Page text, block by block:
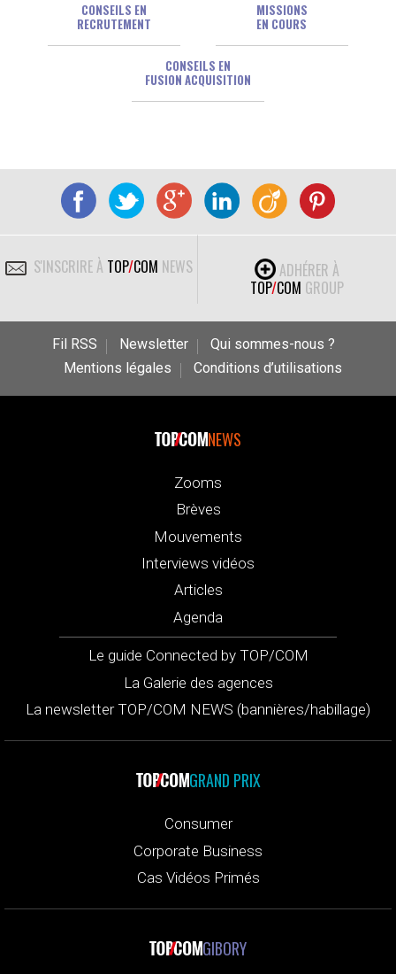
CONSEILS EN
RECRUTEMENT
MISSIONS
EN COURS
CONSEILS EN
FUSION ACQUISITION
S'INSCRIRE À TOP/COM NEWS
ADHÉRER À
TOP/COM GROUP
Fil RSS Newsletter
Qui sommes-nous ?
Mentions légales
Conditions d’utilisations
NEWS
Zooms
Brèves
Mouvements
Interviews vidéos
Articles
Agenda
Le guide Connected by TOP/COM
La Galerie des agences
La newsletter TOP/COM NEWS (bannières/habillage)
GRAND PRIX
Consumer
Corporate Business
Cas Vidéos Primés
GIBORY